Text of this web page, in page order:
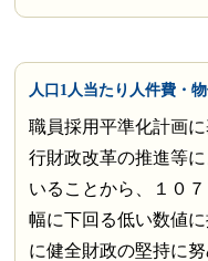
人口1人当たり人件費・
職員採用平準化計画
行財政改革の推進等
いることから、１０
幅に下回る低い数値
に健全財政の堅持に努